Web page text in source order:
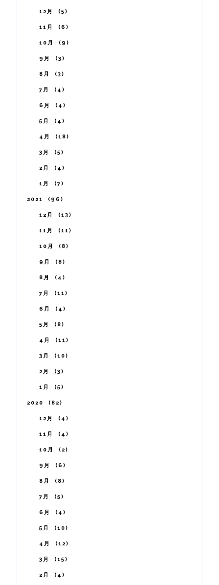
12月 5
11月 6
10月 9
9月 3
8月 3
7月 4
6月 4
5月 4
4月 18
3月 5
2月 4
1月 7
2021 96
12月 13
11月 11
10月 8
9月 8
8月 4
7月 11
6月 4
5月 8
4月 11
3月 10
2月 3
1月 5
2020 82
12月 4
11月 4
10月 2
9月 6
8月 8
7月 5
6月 4
5月 10
4月 12
3月 15
2月 4